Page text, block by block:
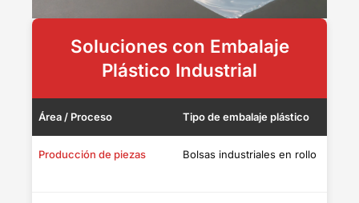
Soluciones con Embalaje
Plástico Industrial
Área / Proceso Tipo de embalaje plástico
Producción de piezas Bolsas industriales en rollo